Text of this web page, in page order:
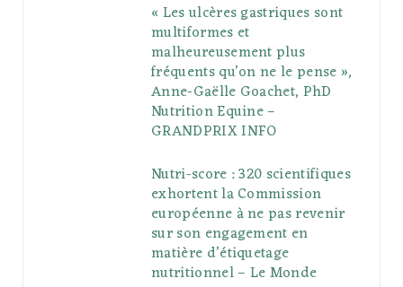
« Les ulcères gastriques sont
multiformes et
malheureusement plus
fréquents qu’on ne le pense »,
Anne-Gaëlle Goachet, PhD
Nutrition Equine –
GRANDPRIX INFO
Nutri-score : 320 scientifiques
exhortent la Commission
européenne à ne pas revenir
sur son engagement en
matière d’étiquetage
nutritionnel – Le Monde